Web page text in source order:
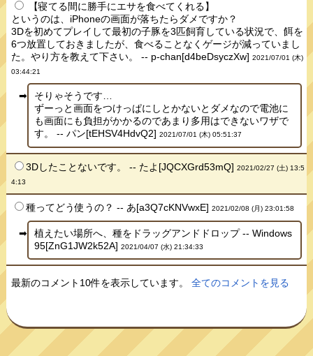
【寝てる間に勝手にエサを食べてくれる】
というのは、iPhoneの画面が落ちたらダメですか？
3Dを初めてプレイして最初の子豚を3匹飼育している状況で、餌を
6つ放置しておきましたが、食べることなくゲージが減っていまし
た。やり方を教えて下さい。 -- p-chan[d4beDsyczXw]2021/07/01 (木)
03:44:21
そりゃそうです…
ずーっと画面をつけっぱにしとかないとダメなので電池に
も画面にも負担がかかるのであまり多用はできないワザで
す。 -- パン[tEHSV4HdvQ2] 2021/07/01 (木) 05:51:37
3Dしたことないです。 -- たよ[JQCXGrd53mQ]2021/02/27 (土) 13:5
4:13
種ってどう使うの？ -- あ[a3Q7cKNVwxE]2021/02/08 (月) 23:01:58
植えたい場所へ、種をドラッグアンドドロップ -- Windows
95[ZnG1JW2k52A] 2021/04/07 (水) 21:34:33
最新のコメント10件を表示しています。全てのコメントを見る